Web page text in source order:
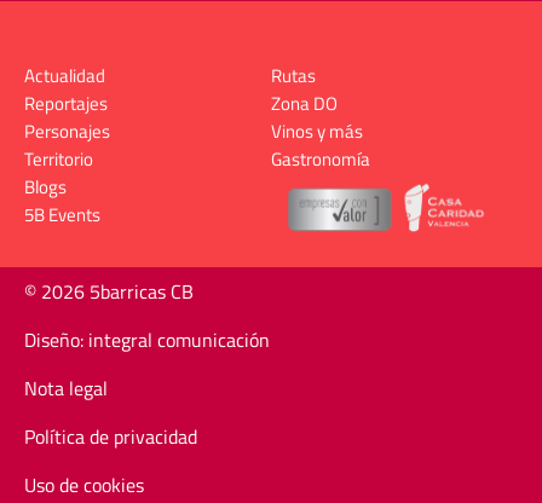
Actualidad
Reportajes
Personajes
Territorio
Rutas
Zona DO
Vinos y más
Gastronomía
Blogs
5B Events
© 2026 5barricas CB
Diseño: integral comunicación
Nota legal
Política de privacidad
Uso de cookies